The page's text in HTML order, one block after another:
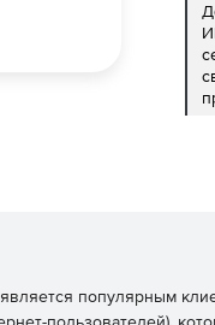
является популярным